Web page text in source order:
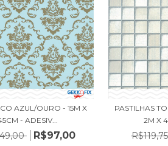
AZUL/OURO - 15M X
- ADESIV...
R$97,00
PASTILHAS
2M X